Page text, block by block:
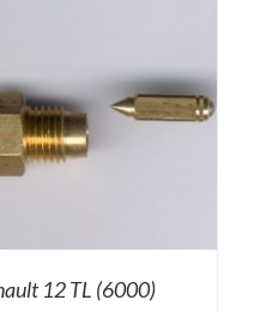
12 TL (6000)